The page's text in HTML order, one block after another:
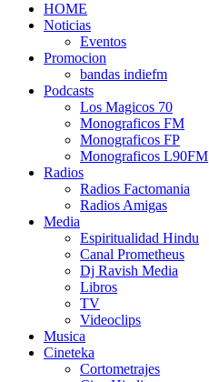
HOME
Noticias
Eventos
Promocion
bandas indiefm
Podcasts
Los Magicos 70
Monograficos FM
Monograficos FP
Monograficos L90FM
Radios
Radios Factomania
Radios Amigas
Media
Espiritualidad Hindu
Canal Prometheus
Dj Ravish Media
Libros
TV
Videoclips
Musica
Cineteka
Cortometrajes